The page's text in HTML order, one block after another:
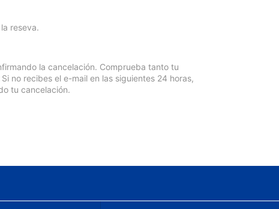
reseva.
la cancelación. Comprueba tanto tu
no recibes el e-mail en las siguientes 24 horas,
tu cancelación.